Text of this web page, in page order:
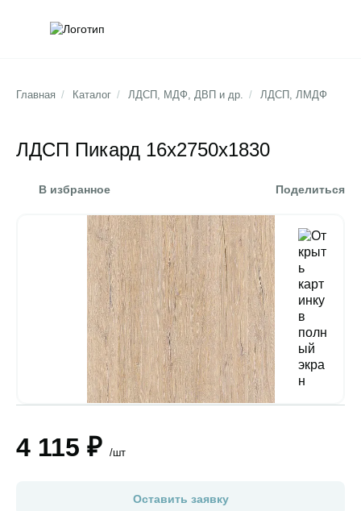
Главная / Каталог / ЛДСП, МДФ, ДВП и др. / ЛДСП, ЛМДФ
ЛДСП Пикард 16х2750х1830
В избранное Поделиться
4 115 ₽ /шт
Оставить заявку